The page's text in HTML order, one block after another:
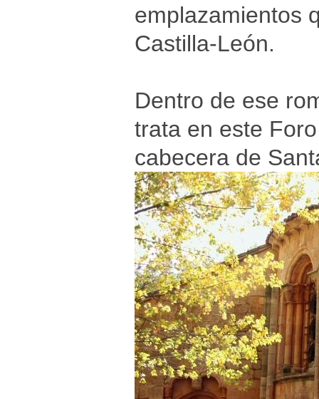
emplazamientos
Castilla-León.
Dentro de ese
trata en este
cabecera de